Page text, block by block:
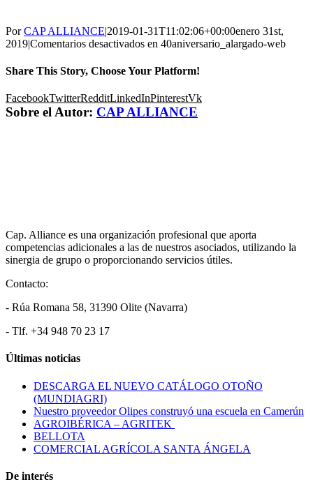
PorCAP ALLIANCE|2019-01-31T11:02:06+00:00enero 31st,
2019|Comentarios desactivados en 40aniversario_alargado-web
Share This Story, Choose Your Platform!
FacebookTwitterRedditLinkedInPinterestVk
Sobre el Autor: CAP ALLIANCE
Cap. Alliance es una organización profesional que aporta
competencias adicionales a las de nuestros asociados, utilizando la
sinergia de grupo o proporcionando servicios útiles.
Contacto:
- Rúa Romana 58, 31390 Olite (Navarra)
- Tlf. +34 948 70 23 17
Últimas noticias
DESCARGA EL NUEVO CATÁLOGO OTOÑO
(MUNDIAGRI)
Nuestro proveedor Olipes construyó una escuela en Camerún
AGROIBÉRICA – AGRITEK
BELLOTA
COMERCIAL AGRÍCOLA SANTA ÁNGELA
De interés